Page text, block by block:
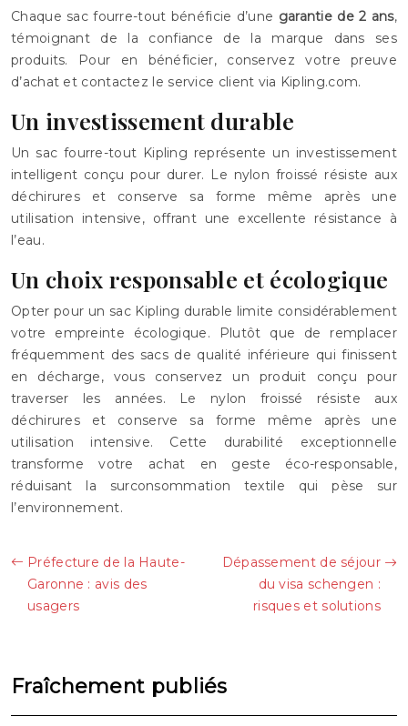
Chaque sac fourre-tout bénéficie d’une garantie de 2 ans,
témoignant de la confiance de la marque dans ses
produits. Pour en bénéficier, conservez votre preuve
d’achat et contactez le service client via Kipling.com.
Un investissement durable
Un sac fourre-tout Kipling représente un investissement
intelligent conçu pour durer. Le nylon froissé résiste aux
déchirures et conserve sa forme même après une
utilisation intensive, offrant une excellente résistance à
l’eau.
Un choix responsable et écologique
Opter pour un sac Kipling durable limite considérablement
votre empreinte écologique. Plutôt que de remplacer
fréquemment des sacs de qualité inférieure qui finissent
en décharge, vous conservez un produit conçu pour
traverser les années. Le nylon froissé résiste aux
déchirures et conserve sa forme même après une
utilisation intensive. Cette durabilité exceptionnelle
transforme votre achat en geste éco-responsable,
réduisant la surconsommation textile qui pèse sur
l’environnement.
Préfecture de la Haute-
Garonne : avis des
usagers
Dépassement de séjour
du visa schengen :
risques et solutions
Fraîchement publiés